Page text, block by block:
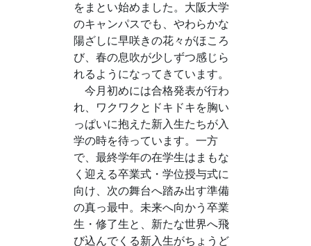
をまとい始めました。大阪大学
のキャンパスでも、やわらかな
陽ざしに早咲きの花々がほころ
び、春の息吹が少しずつ感じら
れるようになってきています。
今月初めには合格発表が行わ
れ、ワクワクとドキドキを胸い
っぱいに抱えた新入生たちが入
学の時を待っています。一方
で、最終学年の在学生はまもな
く迎える卒業式・学位授与式に
向け、次の舞台へ踏み出す準備
の真っ最中。未来へ向かう卒業
生・修了生と、新たな世界へ飛
び込んでくる新入生がちょうど